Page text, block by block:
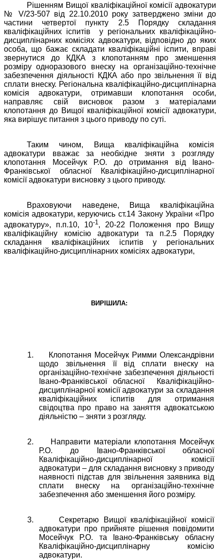
Рішенням Вищої кваліфікаційної комісії адвокатури
№ V/23-507 від 22.10.2010 року затверджено зміни до
частини четвертої пункту 2.5 Порядку складання
кваліфікаційних іспитів
у регіональних кваліфікаційно-
дисциплінарних комісіях адвокатури, відповідно до яких
особа, що бажає складати кваліфікаційні іспити, вправі
звернутися до КДКА з клопотанням про зменшення
розміру одноразового внеску на організаційно-технічне
забезпечення діяльності КДКА або про звільнення її від
сплати внеску. Регіональна кваліфікаційно-дисциплінарна
комісія адвокатури, отримавши клопотання особи,
направляє свій висновок разом з матеріалами
клопотання до Вищої кваліфікаційної комісії адвокатури,
яка вирішує питання з цього приводу по суті.
Таким чином, Вища кваліфікаційна комісія
адвокатури вважає за необхідне зняти з розгляду
клопотання Мосейчук Р.О. до отримання від Івано-
Франківської обласної Кваліфікаційно-дисциплінарної
комісії адвокатури висновку з цього приводу.
Враховуючи наведене, Вища кваліфікаційна
комісія адвокатури, керуючись ст.14 Закону України «Про
адвокатуру», п.п.10, 10-1, 20-22 Положення про Вищу
кваліфікаційну комісію адвокатури та п.2.5 Порядку
складання кваліфікаційних іспитів у регіональних
кваліфікаційно-дисциплінарних комісіях адвокатури,
ВИРІШИЛА:
1.
Клопотання Мосейчук Римми Олександрівни
щодо звільнення її від сплати внеску на
організаційно-технічне забезпечення діяльності
Івано-Франківської обласної
Кваліфікаційно-
дисциплінарної комісії адвокатури за складання
кваліфікаційних іспитів для отримання
свідоцтва про право на заняття адвокатською
діяльністю – зняти з розгляду.
2.
Направити матеріали клопотання Мосейчук
Р.О. до Івано-Франківської обласної
Кваліфікаційно-дисциплінарної комісії
адвокатури – для складання висновку з приводу
наявності підстав для звільнення заявника від
сплати внеску на організаційно-технічне
забезпечення або зменшення його розміру.
3.
Секретарю Вищої кваліфікаційної комісії
адвокатури про прийняте рішення повідомити
Мосейчук Р.О. та Івано-Франківську обласну
Кваліфікаційно-дисциплінарну комісію
адвокатури.